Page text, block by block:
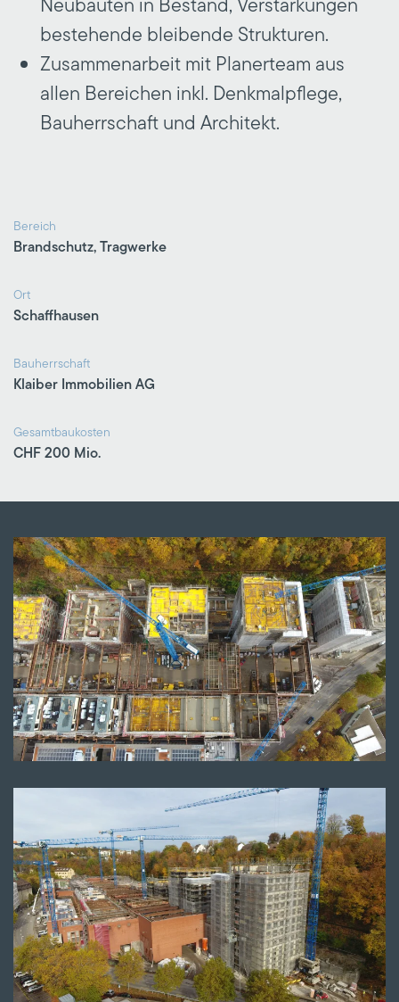
bestehende bleibende Strukturen.
Zusammenarbeit mit Planerteam aus
allen Bereichen inkl. Denkmalpflege,
Bauherrschaft und Architekt.
Bereich
Brandschutz, Tragwerke
Ort
Schaffhausen
Bauherrschaft
Klaiber Immobilien AG
Gesamtbaukosten
CHF 200 Mio.